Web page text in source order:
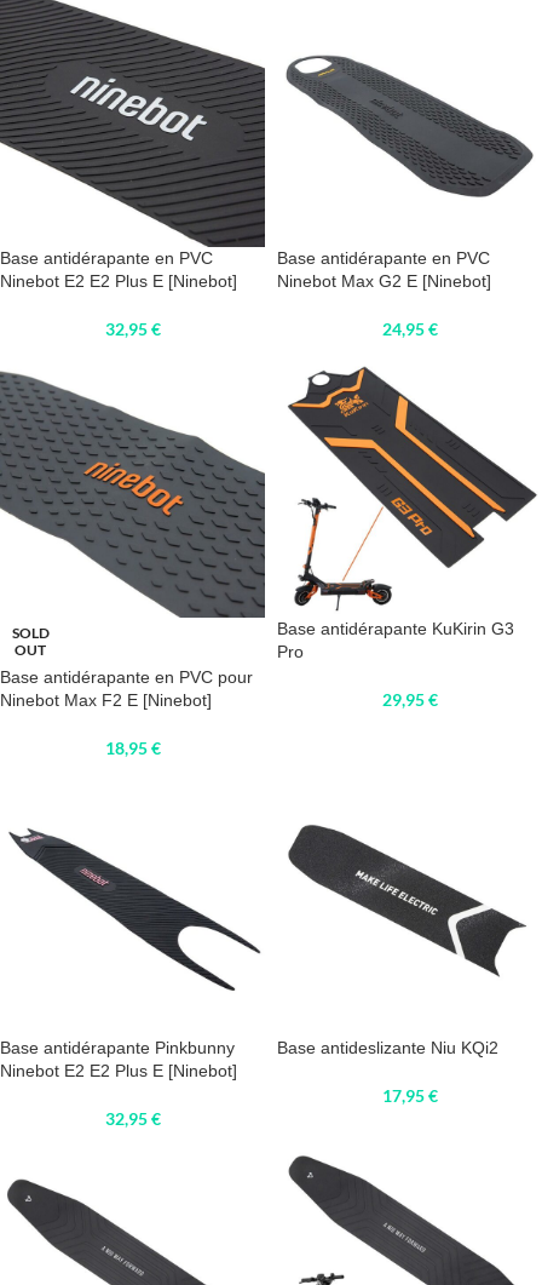
Base antidérapante en PVC
Ninebot E2 E2 Plus E [Ninebot]
32,95€
Base antidérapante en PVC
Ninebot Max G2 E [Ninebot]
24,95€
SOLD
OUT
Base antidérapante en PVC pour
Ninebot Max F2 E [Ninebot]
18,95€
Base antidérapante KuKirin G3
Pro
29,95€
Base antidérapante Pinkbunny
Ninebot E2 E2 Plus E [Ninebot]
32,95€
Base antideslizante Niu KQi2
17,95€